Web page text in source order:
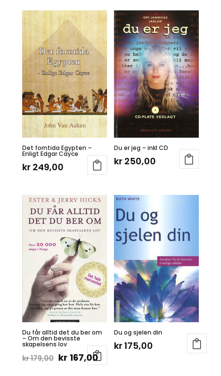
Det forntida Egypten –
Enligt Edgar Cayce
kr249,00
Du er jeg – inkl CD
kr 250,00
Du får alltid det du ber om
– Om den bevisste
skapelsens lov
kr179,00 Opprinnelig
kr 167,00Nåværende
Du og sjelen din
kr175,00